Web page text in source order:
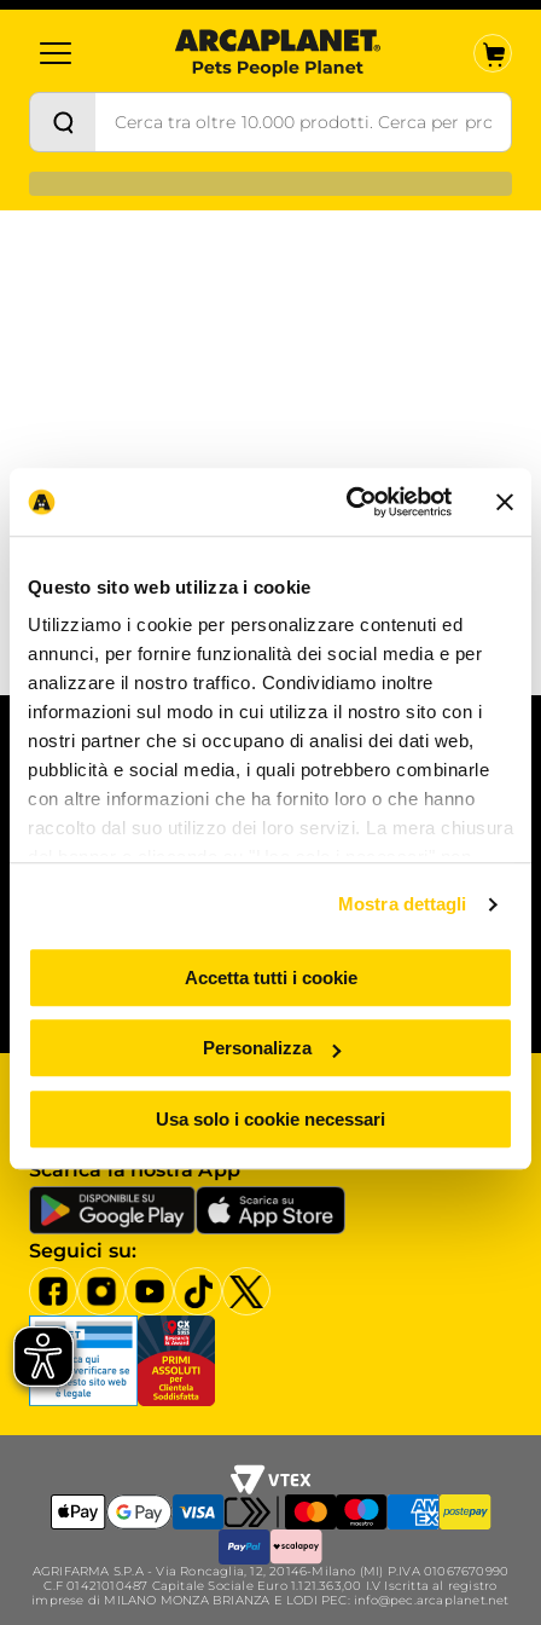
Questo sito web utilizza i cookie
Utilizziamo i cookie per personalizzare contenuti ed
annunci, per fornire funzionalità dei social media e per
analizzare il nostro traffico. Condividiamo inoltre
informazioni sul modo in cui utilizza il nostro sito con i
nostri partner che si occupano di analisi dei dati web,
pubblicità e social media, i quali potrebbero combinarle
con altre informazioni che ha fornito loro o che hanno
raccolto dal suo utilizzo dei loro servizi. La mera chiusura
la nostra cookie policy. Il consenso può essere espresso
diverse categorie di cookies da "Personalizza"
Mostra dettagli
Accetta tutti i cookie
Personalizza
Usa solo i cookie necessari
Arcaplanet
Novità e servizi
Corporate & Legal
Assistenza clienti
Servizio clienti
Scarica la nostra App
Seguici su:
AGRIFARMA S.P.A - Via Roncaglia, 12, 20146-Milano (MI) P.IVA 01067670990
C.F 01421010487 Capitale Sociale Euro 1.121.363,00 I.V Iscritta al registro
imprese di MILANO MONZA BRIANZA E LODI PEC: info@pec.arcaplanet.net